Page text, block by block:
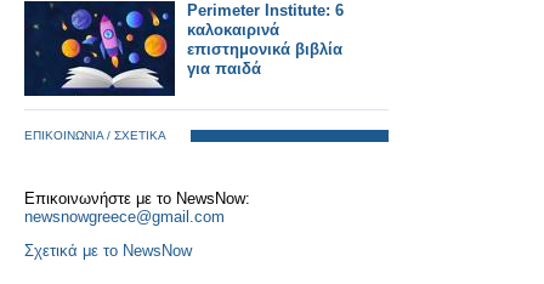
Perimeter Institute: 6
καλοκαιρινά
επιστημονικά βιβλία
για παιδά
ΕΠΙΚΟΙΝΩΝΙΑ / ΣΧΕΤΙΚΑ
Επικοινωνήστε με το NewsNow:
newsnowgreece@gmail.com
Σχετικά με το NewsNow